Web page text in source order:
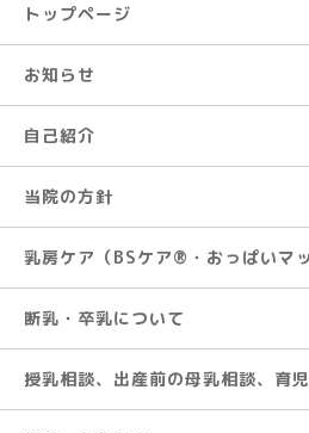
トップページ
お知らせ
自己紹介
当院の方針
乳房ケア（BSケア®︎・おっぱいマ
断乳・卒乳について
授乳相談、出産前の母乳相談、育